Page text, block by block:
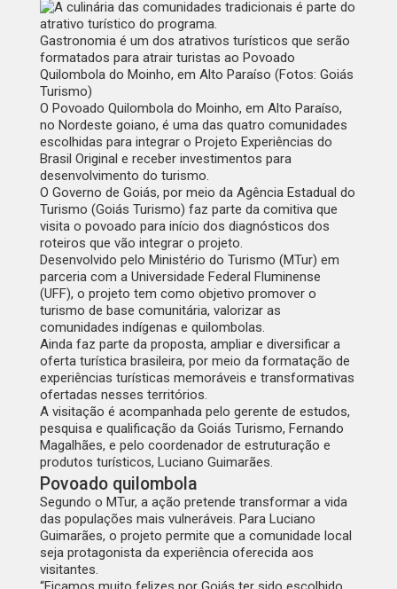
Gastronomia é um dos atrativos turísticos que serão
formatados para atrair turistas ao Povoado
Quilombola do Moinho, em Alto Paraíso (Fotos: Goiás
Turismo)
O Povoado Quilombola do Moinho, em Alto Paraíso,
no Nordeste goiano, é uma das quatro comunidades
escolhidas para integrar o Projeto Experiências do
Brasil Original e receber investimentos para
desenvolvimento do turismo.
O Governo de Goiás, por meio da Agência Estadual do
Turismo (Goiás Turismo) faz parte da comitiva que
visita o povoado para início dos diagnósticos dos
roteiros que vão integrar o projeto.
Desenvolvido pelo Ministério do Turismo (MTur) em
parceria com a Universidade Federal Fluminense
(UFF), o projeto tem como objetivo promover o
turismo de base comunitária, valorizar as
comunidades indígenas e quilombolas.
Ainda faz parte da proposta, ampliar e diversificar a
oferta turística brasileira, por meio da formatação de
experiências turísticas memoráveis e transformativas
ofertadas nesses territórios.
A visitação é acompanhada pelo gerente de estudos,
pesquisa e qualificação da Goiás Turismo, Fernando
Magalhães, e pelo coordenador de estruturação e
produtos turísticos, Luciano Guimarães.
Povoado quilombola
Segundo o MTur, a ação pretende transformar a vida
das populações mais vulneráveis. Para Luciano
Guimarães, o projeto permite que a comunidade local
seja protagonista da experiência oferecida aos
visitantes.